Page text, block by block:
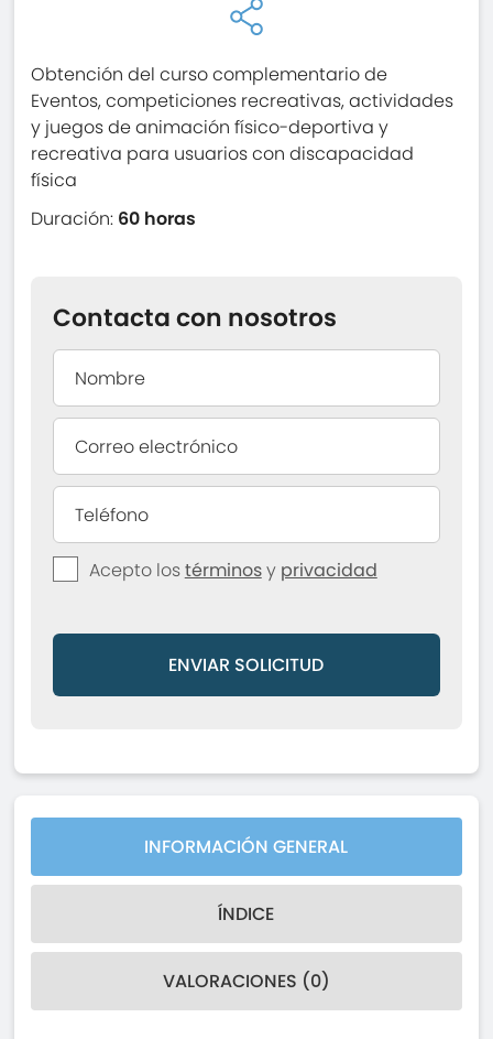
Obtención del curso complementario de
Eventos, competiciones recreativas, actividades
y juegos de animación físico-deportiva y
recreativa para usuarios con discapacidad
física
Duración: 60 horas
Contacta con nosotros
Acepto lostérminosy privacidad
ENVIAR SOLICITUD
INFORMACIÓN GENERAL
ÍNDICE
VALORACIONES (0)